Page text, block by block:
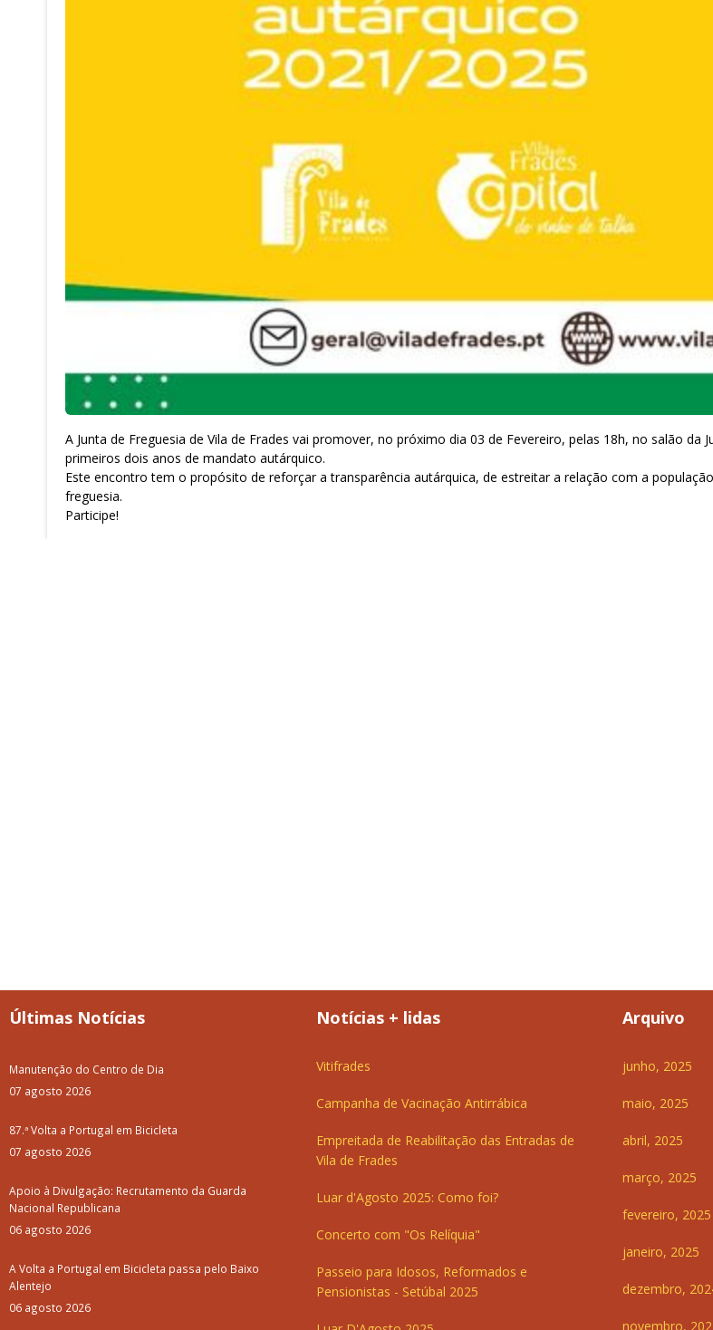
A Junta de Freguesia de Vila de Frades vai promover, no próximo dia 03 de Fevereiro, pelas 18h, no salão
primeiros dois anos de mandato autárquico.
Este encontro tem o propósito de reforçar a transparência autárquica, de estreitar a relação com a
freguesia.
Participe!
Últimas Notícias
Manutenção do Centro de Dia
07 agosto 2026
87.ª Volta a Portugal em Bicicleta
07 agosto 2026
Apoio à Divulgação: Recrutamento da Guarda
Nacional Republicana
06 agosto 2026
A Volta a Portugal em Bicicleta passa pelo Baixo
Alentejo
06 agosto 2026
Notícias + lidas
Vitifrades
Campanha de Vacinação Antirrábica
Empreitada de Reabilitação das Entradas de
Vila de Frades
Luar d'Agosto 2025: Como foi?
Concerto com "Os Relíquia"
Passeio para Idosos, Reformados e
Pensionistas - Setúbal 2025
Arquivo
junho, 2025
maio, 2025
abril, 2025
março, 2025
fevereiro, 2025
janeiro, 2025
dezembro,
novembro,